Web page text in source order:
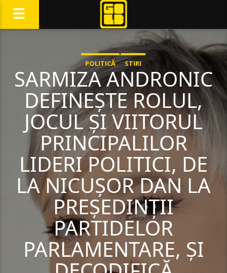
POLITICĂ STIRI
SARMIZA ANDRONIC
DEFINEȘTE ROLUL,
JOCUL ȘI VIITORUL
PRINCIPALILOR
LIDERI POLITICI, DE
LA NICUȘOR DAN LA
PREȘEDINȚII
PARTIDELOR
PARLAMENTARE, ȘI